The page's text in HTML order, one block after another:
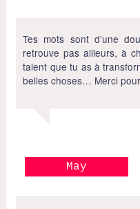
Tes mots sont d’une
retrouve pas ailleurs, à
talent que tu as à
belles choses… Merci
May